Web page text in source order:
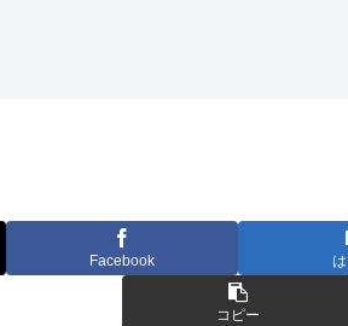
Facebook
コピー